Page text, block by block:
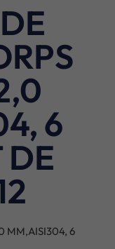
6
DE
MM,AISI304, 6